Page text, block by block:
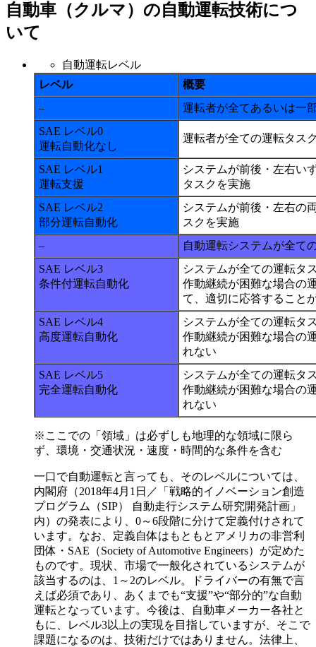
自動車（クルマ）の自動運転技術につ
いて
自動運転レベル
レベル
概要
–
運転者が全てあるいは一
SAE レベル0
運転自動化なし
運転者が全ての運転タス
SAE レベル1
運転支援
システムが前後・左右い
タスクを実施
SAE レベル2
部分運転自動化
システムが前後・左右の
スクを実施
–
自動運転システムが全て
SAE レベル3
条件付運転自動化
システムが全ての運転タ
作動継続が困難な場合の
て、適切に応答すること
SAE レベル4
高度運転自動化
システムが全ての運転タ
作動継続が困難な場合の
れない
SAE レベル5
完全運転自動化
システムが全ての運転タ
作動継続が困難な場合の
れない
※ここでの「領域」は必ずしも地理的な領域に限ら
ず、環境・交通状況・速度・時間的な条件を含む
一口で自動運転と言っても、そのレベルについては、
内閣府（2018年4月1日／「戦略的イノベーション創造
プログラム（SIP） 自動走行システム研究開発計画」
内）の発表により、0～6段階に分けて定義付けされて
います。なお、定義自体はもともとアメリカの非営利
団体・SAE（Society of Automotive Engineers）が定めた
ものです。現状、市場で一般化されているシステムが
該当するのは、1～2のレベル。ドライバーの有無で言
えば必須であり、あくまでも“支援”や“部分的”な自動
運転となっています。今後は、自動車メーカー各社と
もに、レベル3以上の実現を目指していますが、そこで
課題になるのは、技術だけではありません。法律上、